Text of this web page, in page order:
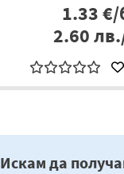
1.33€/
2.60
Искам да